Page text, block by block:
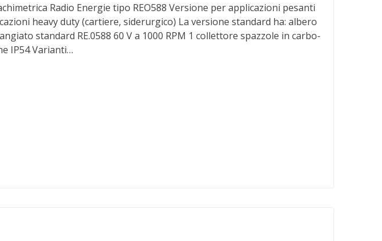
Radio Energie tipo REO588 Versione per applicazioni pesanti
heavy duty (cartiere, siderurgico) La versione standard ha: albero
standard RE.0588 60 V a 1000 RPM 1 collettore spazzole in carbo-
IP54 Varianti…